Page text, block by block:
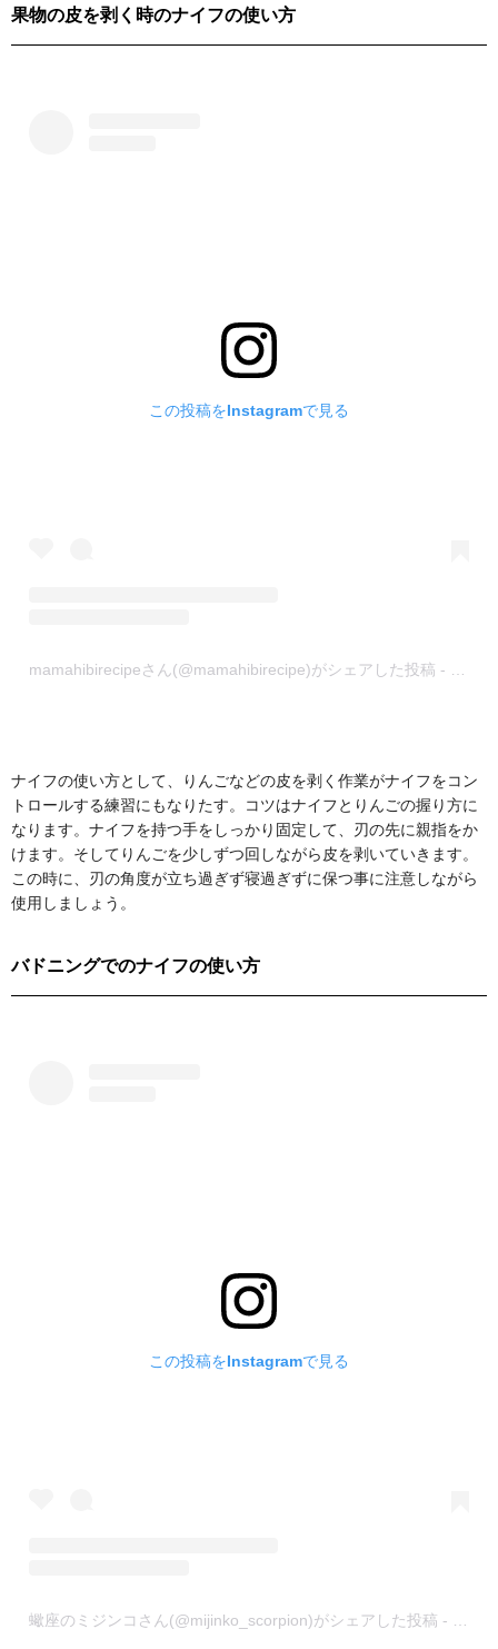
果物の皮を剥く時のナイフの使い方
この投稿をInstagramで見る
mamahibirecipeさん(@mamahibirecipe)がシェアした投稿 - 2018
ナイフの使い方として、りんごなどの皮を剥く作業がナイフをコン
トロールする練習にもなりたす。コツはナイフとりんごの握り方に
なります。ナイフを持つ手をしっかり固定して、刃の先に親指をか
けます。そしてりんごを少しずつ回しながら皮を剥いていきます。
この時に、刃の角度が立ち過ぎず寝過ぎずに保つ事に注意しながら
使用しましょう。
バドニングでのナイフの使い方
この投稿をInstagramで見る
蠍座のミジンコさん(@mijinko_scorpion)がシェアした投稿 - 2019